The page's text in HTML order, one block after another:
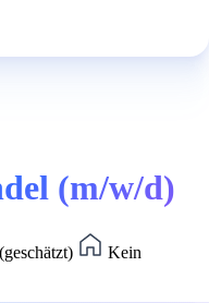
(m/w/d)
Kein